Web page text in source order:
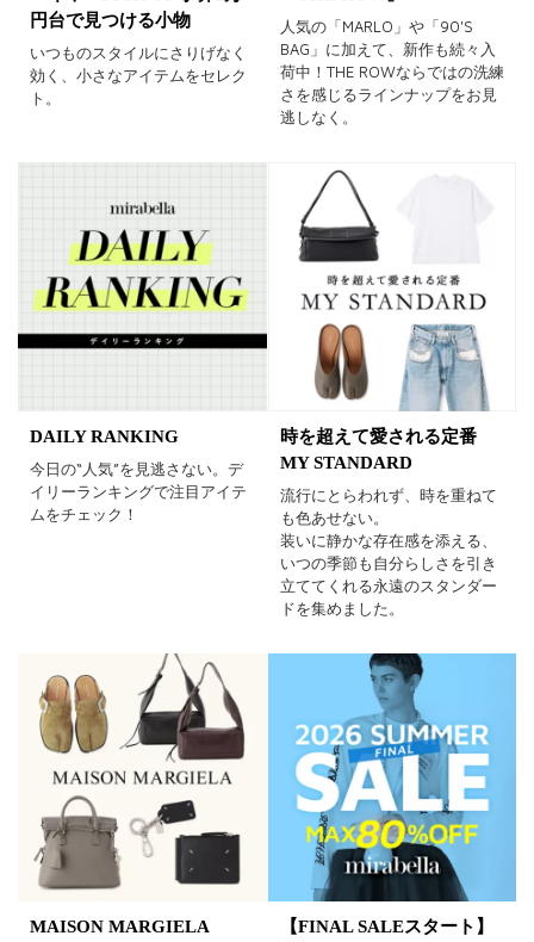
円台で見つける小物
いつものスタイルにさりげなく
効く、小さなアイテムをセレク
ト。
人気の「MARLO」や「90'S
BAG」に加えて、新作も続々入
荷中！THE ROWならではの洗練
さを感じるラインナップをお見
逃しなく。
DAILY RANKING
今日の“人気”を見逃さない。デ
イリーランキングで注目アイテ
ムをチェック！
時を超えて愛される定番
MY STANDARD
流行にとらわれず、時を重ねて
も色あせない。
装いに静かな存在感を添える、
いつの季節も自分らしさを引き
立ててくれる永遠のスタンダー
ドを集めました。
MAISON MARGIELA
【FINAL SALEスタート】